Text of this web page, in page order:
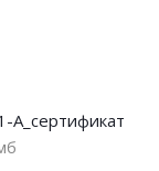
A_сертификат